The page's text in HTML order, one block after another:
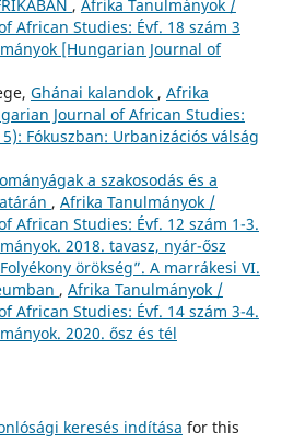
, Afrika Tanulmányok /
African Studies: Évf. 18 szám 3
[Hungarian Journal of
Ghánai kalandok , Afrika
Journal of African Studies:
Fókuszban: Urbanizációs válság
a szakosodás és a
, Afrika Tanulmányok /
African Studies: Évf. 12 szám 1-3.
2018. tavasz, nyár-ősz
örökség”. A marrákesi VI.
, Afrika Tanulmányok /
African Studies: Évf. 14 szám 3-4.
2020. ősz és tél
keresés indítása for this